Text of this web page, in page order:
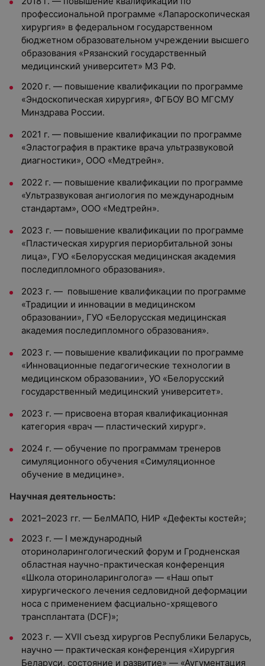
профессиональной программе «Лапароскопическая
хирургия» в федеральном государственном
бюджетном образовательном учреждении высшего
образования «Рязанский государственный
медицинский университет» МЗ РФ.
2020 г. — повышение квалификации по программе
«Эндоскопическая хирургия», ФГБОУ ВО МГСМУ
Минздрава России.
2021 г. — повышение квалификации по программе
«Эластография в практике врача ультразвуковой
диагностики», ООО «Медтрейн».
2022 г. — повышение квалификации по программе
«Ультразвуковая ангиология по международным
стандартам», ООО «Медтрейн».
2023 г. — повышение квалификации по программе
«Пластическая хирургия периорбитальной зоны
лица», ГУО «Белорусская медицинская академия
последипломного образования».
2023 г. — повышение квалификации по программе
«Традиции и инновации в медицинском
образовании», ГУО «Белорусская медицинская
академия последипломного образования».
2023 г. — повышение квалификации по программе
«Инновационные педагогические технологии в
медицинском образовании», УО «Белорусский
государственный медицинский университет».
2023 г. — присвоена вторая квалификационная
категория «врач — пластический хирург».
2024 г. — обучение по программам тренеров
симуляционного обучения «Симуляционное
обучение в медицине».
Научная деятельность:
2021–2023 гг. — БелМАПО, НИР «Дефекты костей»;
2023 г. — I международный
оториноларингологический форум и Гродненская
областная научно-практическая конференция
«Школа оториноларинголога» — «Наш опыт
хирургического лечения седловидной деформации
носа с применением фасциально-хрящевого
трансплантата (DCF)»;
2023 г. — XVII съезд хирургов Республики Беларусь,
научно — практическая конференция «Хирургия
Беларуси, состояние и развитие» — «Аугументация